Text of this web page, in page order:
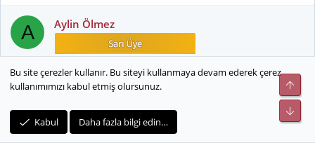
A Aylin Ölmez
4 Aralık 2008 #15
Cola Turka Florya Günlüğü: 4 Aralık Perşembe
Bu site çerezler kullanır. Bu siteyi kullanmaya devam ederek çerez
kullanımımızı kabul etmiş olursunuz.
Kabul Daha fazla bilgi edin…